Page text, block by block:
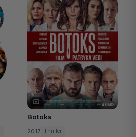
Botoks
2017 Thriller